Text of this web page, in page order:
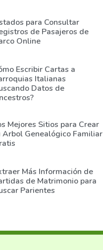
para Consultar
de Pasajeros de
Online
Escribir Cartas a
Italianas
Datos de
Mejores Sitios para Crear
Arbol Genealógico Familiar
Más Información de
de Matrimonio para
Parientes